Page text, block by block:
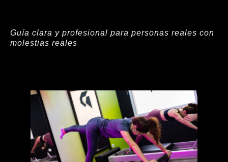
Guía clara y profesional para personas reales con
molestias reales